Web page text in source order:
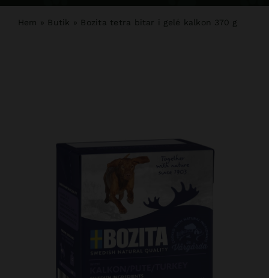
Hem » Butik » Bozita tetra bitar i gelé kalkon 370 g